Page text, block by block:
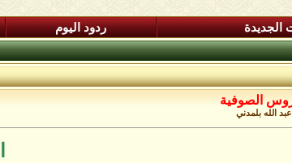
الجديدة ردود اليوم
الصوفية
الله بلمدني